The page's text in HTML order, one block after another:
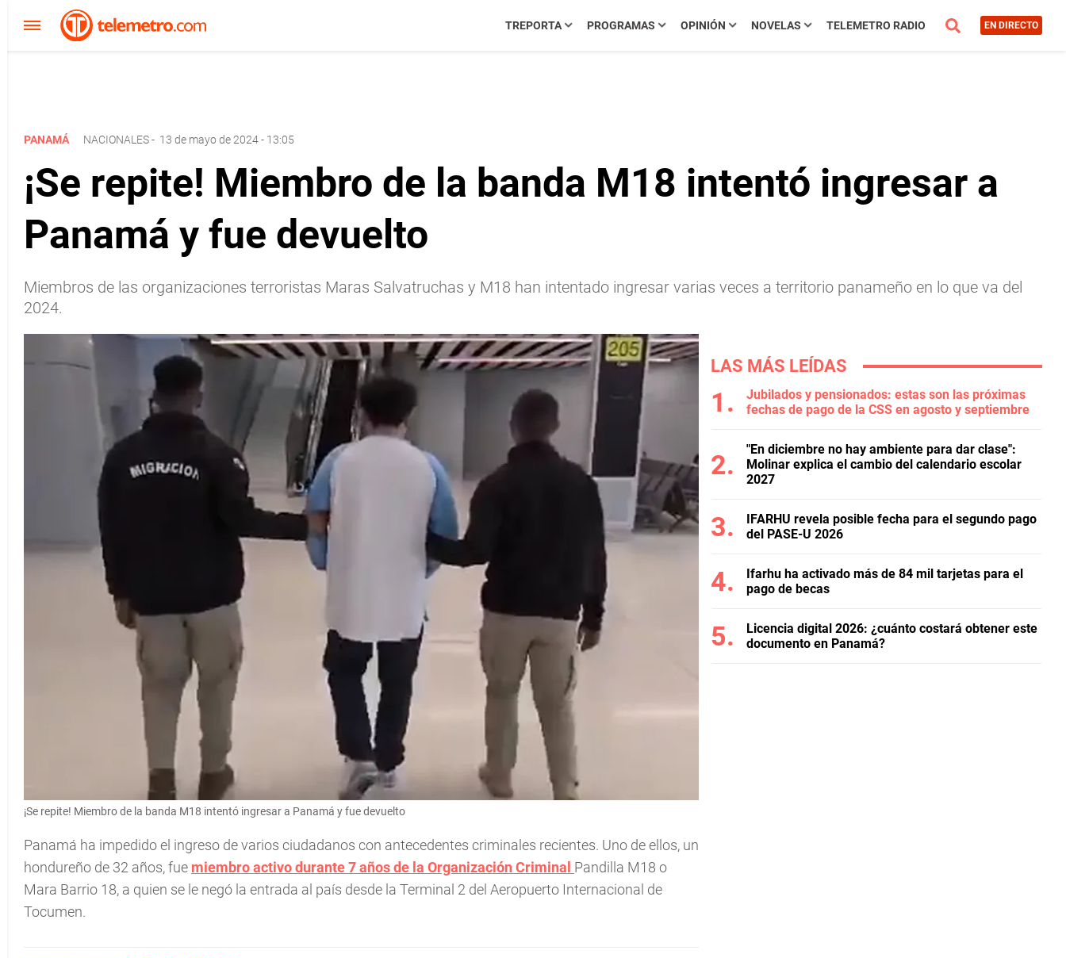
TREPORTA PROGRAMAS OPINIÓN NOVELAS TELEMETRO RADIO EN DIRECTO
PANAMÁ NACIONALES- 13 de mayo de 2024 - 13:05
¡Se repite! Miembro de la banda M18 intentó ingresar a
Panamá y fue devuelto
Miembros de las organizaciones terroristas Maras Salvatruchas y M18 han intentado ingresar varias veces a territorio panameño en lo que va del
2024.
¡Se repite! Miembro de la banda M18 intentó ingresar a Panamá y fue devuelto
Panamá ha impedido el ingreso de varios ciudadanos con antecedentes criminales recientes. Uno de ellos, un
hondureño de 32 años, fue miembro activo durante 7 años de la Organización Criminal Pandilla M18 o
Mara Barrio 18, a quien se le negó la entrada al país desde la Terminal 2 del Aeropuerto Internacional de
Tocumen.
LAS MÁS LEÍDAS
Jubilados y pensionados: estas son las próximas
fechas de pago de la CSS en agosto y septiembre
"En diciembre no hay ambiente para dar clase":
Molinar explica el cambio del calendario escolar
2027
IFARHU revela posible fecha para el segundo pago
del PASE-U 2026
Ifarhu ha activado más de 84 mil tarjetas para el
pago de becas
Licencia digital 2026: ¿cuánto costará obtener este
documento en Panamá?